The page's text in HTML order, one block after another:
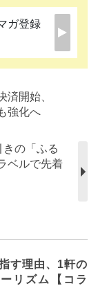
ガ登録
済開始、
強化へ
の「ふる
ベルで先着
す理由、1軒の
リズム【コラ